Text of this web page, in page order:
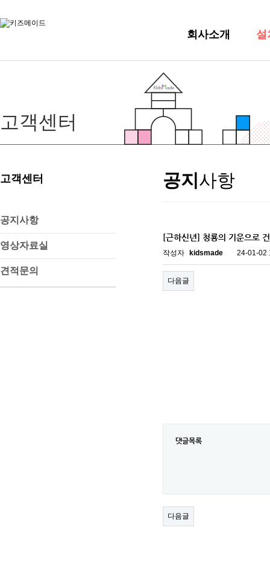
회사소개 설
고객센터
고객센터
공지사항
영상자료실
견적문의
공지 사항
[근하신년] 청룡의 기운으로
작성자 kidsmade 24-01-02
다음글
댓글목록
다음글